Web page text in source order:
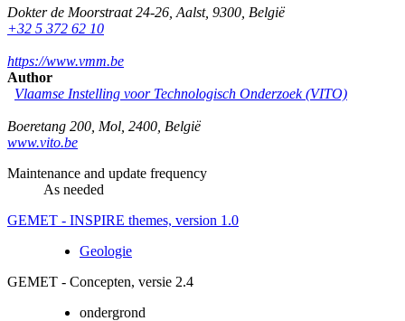
Dokter de Moorstraat 24-26 Aalst, 9300 België
+32 5 372 62 10
https://www.vmm.be
Author
Vlaamse Instelling voor Technologisch Onderzoek (VITO)
Boeretang 200 Mol 2400 België
www.vito.be
Maintenance and update frequency
As needed
GEMET - INSPIRE themes, version 1.0
Geologie
GEMET - Concepten, versie 2.4
ondergrond